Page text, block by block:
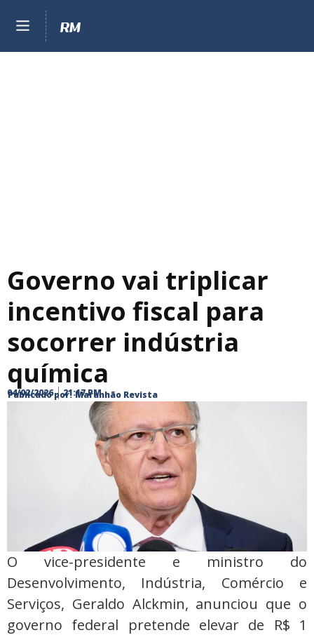
Governo vai triplicar
incentivo fiscal para
socorrer indústria
química
Publicado por: Maranhão Revista
04/02/2026 21:17 PM
O vice-presidente e ministro do
Desenvolvimento, Indústria, Comércio e
Serviços, Geraldo Alckmin, anunciou que o
governo federal pretende elevar de R$ 1